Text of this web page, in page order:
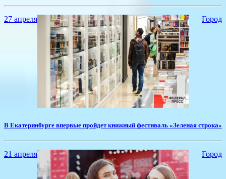
27 апреля Город
​В Екатеринбурге впервые пройдет книжный фестиваль «Зеленая строка»
21 апреля Город